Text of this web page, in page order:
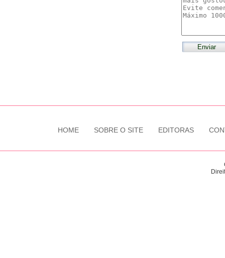
HOME SOBRE O SITE EDITORAS